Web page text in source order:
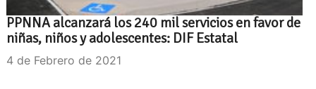
PPNNA alcanzará los 240 mil servicios en favor de
niñas, niños y adolescentes: DIF Estatal
4 de Febrero de 2021